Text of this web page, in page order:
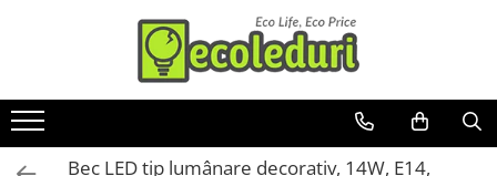
Toate Produsele
Banda LED
Bec LED tip lumânare decorativ, 14W, E14,